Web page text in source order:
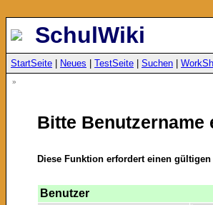
SchulWiki
StartSeite Neues TestSeite Suchen
»
Bitte Benutzername
Diese Funktion erfordert einen
Benutzer